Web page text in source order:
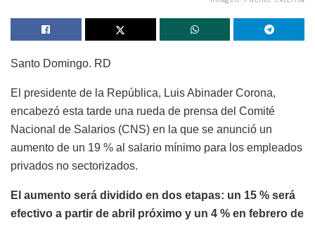
Santo Domingo. RD
El presidente de la República, Luis Abinader Corona,
encabezó esta tarde una rueda de prensa del Comité
Nacional de Salarios (CNS) en la que se anunció un
aumento de un 19 % al salario mínimo para los empleados
privados no sectorizados.
El aumento será dividido en dos etapas: un 15 % será
efectivo a partir de abril próximo y un 4 % en febrero de